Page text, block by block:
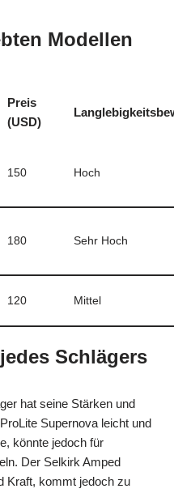
Modellen
Preis
(USD)
150 Hoch
180 Sehr Hoch
120 Mittel
Schlägers
hat seine Stärken und
Supernova leicht und
könnte jedoch für
Der Selkirk Amped
Kraft, kommt jedoch zu